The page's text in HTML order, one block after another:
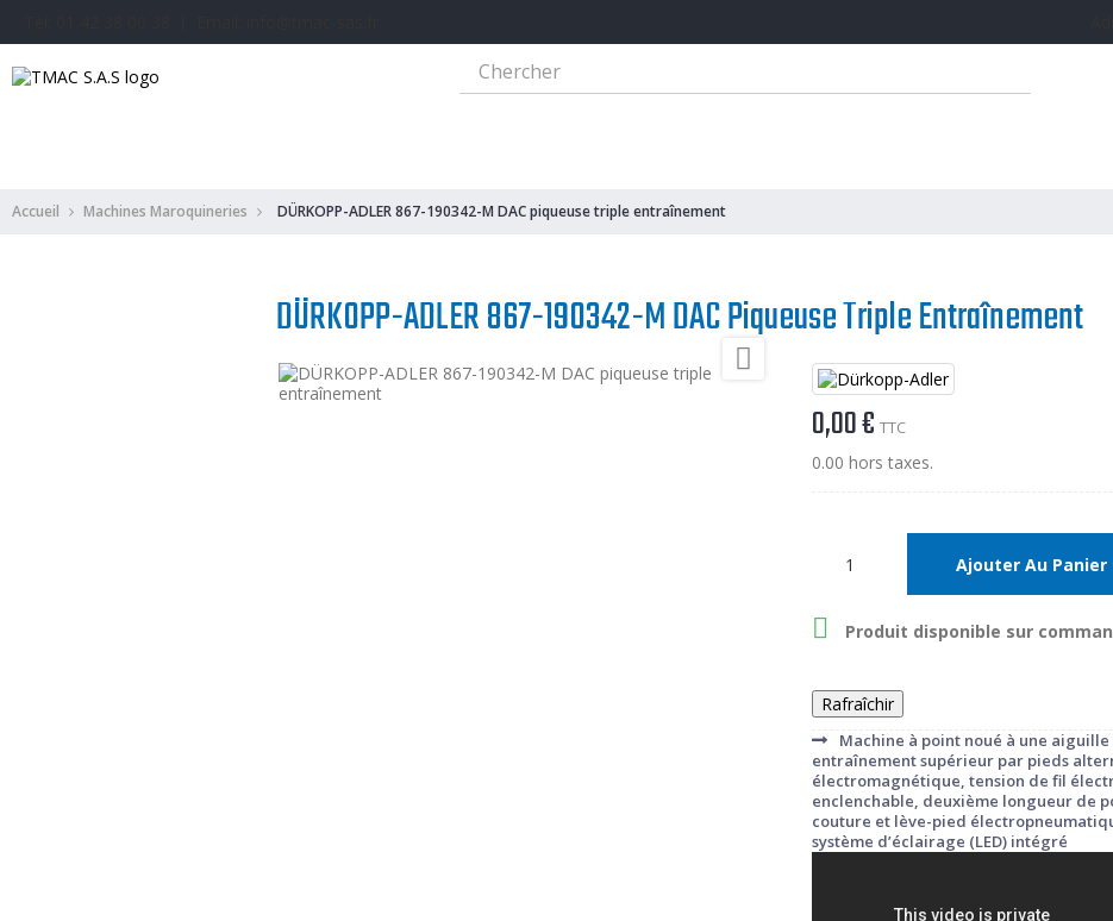
Accueil Machines Maroquineries DÜRKOPP-ADLER 867-190342-M DAC piqueuse triple entraînement
DÜRKOPP-ADLER 867-190342-M DAC Piqueuse Triple Entraînement

0,00 € TTC
0.00 hors taxes.
Ajouter Au Panier
 Produit disponible sur
Machine à point noué à une
entraînement supérieur par pieds
électromagnétique, tension de fil
enclenchable, deuxième longueur de
couture et lève-pied
système d’éclairage (LED) intégré